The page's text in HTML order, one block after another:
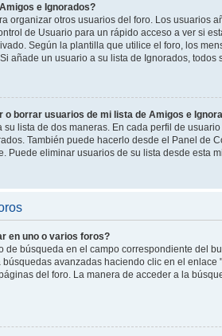
e Ignorados?
organizar otros usuarios del foro. Los usuarios
de Usuario para un rápido acceso a ver si
Según la plantilla que utilice el foro, los
añade un usuario a su lista de Ignorados, todos
o borrar usuarios de mi lista de Amigos e
su lista de dos maneras. En cada perfil de
También puede hacerlo desde el Panel de
Puede eliminar usuarios de su lista desde esta
en uno o varios foros?
de búsqueda en el campo correspondiente del
avanzadas haciendo clic en el enlace
del foro. La manera de acceder a la